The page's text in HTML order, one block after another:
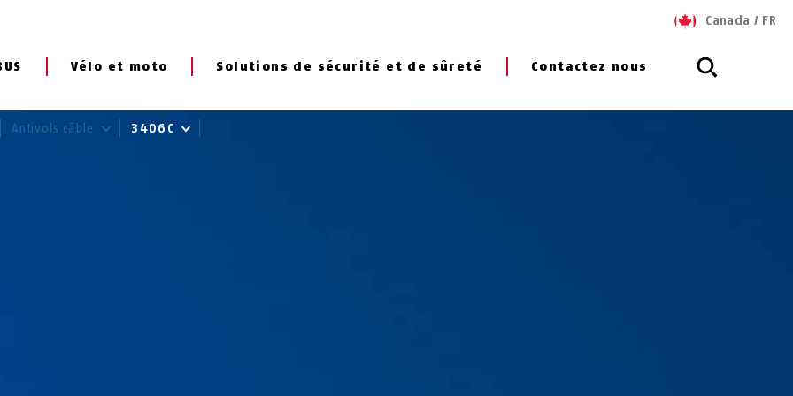
Vélo et moto Solutions de sécurité et de sûreté Contactez nous
Canada / FR
Antivols câble 3406C